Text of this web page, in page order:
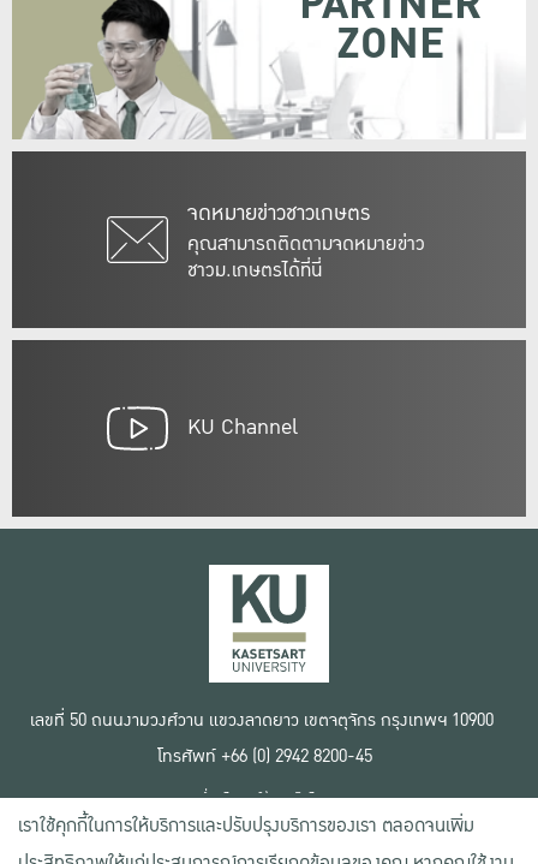
จดหมายข่าวชาวเกษตร
คุณสามารถติดตามจดหมายข่าว
ชาวม.เกษตรได้ที่นี่
ZONE
KU Channel
เลขที่ 50 ถนนงามวงศ์วาน แขวงลาดยาว เขตจตุจักร กรุงเทพฯ 10900
โทรศัพท์ +66 (0) 2942 8200-45
เงื่อนไขการใช้งานเว็บไซต์
ข้อตกลงด้านสิทธิ์ใช้งาน
นโยบายความเป็นส่วนตัว
เราใช้คุกกี้ในการให้บริการและปรับปรุงบริการของเรา ตลอดจนเพิ่ม